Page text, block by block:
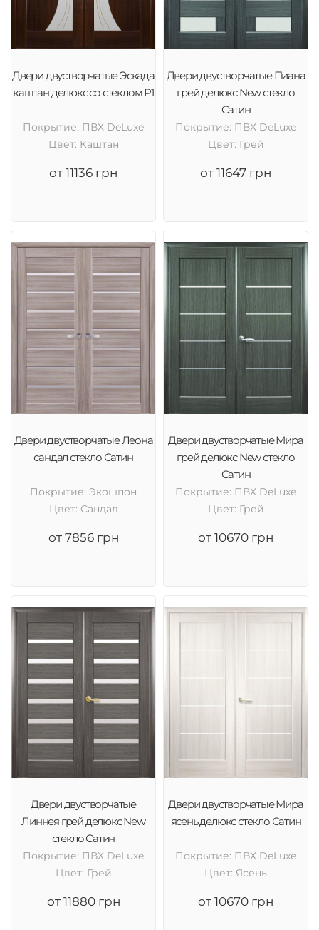
Двери двустворчатые Эскада
каштан делюкс со стеклом Р1
Покрытие: ПВХ DeLuxe
Цвет: Каштан
от 11136 грн
Двери двустворчатые Пиана
грей делюкс New стекло
Сатин
Покрытие: ПВХ DeLuxe
Цвет: Грей
от 11647 грн
Двери двустворчатые Леона
сандал стекло Сатин
Покрытие: Экошпон
Цвет: Сандал
от 7856 грн
Двери двустворчатые Мира
грей делюкс New стекло
Сатин
Покрытие: ПВХ DeLuxe
Цвет: Грей
от 10670 грн
Двери двустворчатые
Линнея грей делюкс New
стекло Сатин
Покрытие: ПВХ DeLuxe
Цвет: Грей
от 11880 грн
Двери двустворчатые Мира
ясень делюкс стекло Сатин
Покрытие: ПВХ DeLuxe
Цвет: Ясень
от 10670 грн